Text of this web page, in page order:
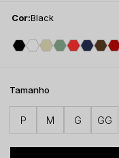
Cor:Black
Tamanho
P M G GG